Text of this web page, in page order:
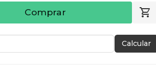
Comprar
Calcular